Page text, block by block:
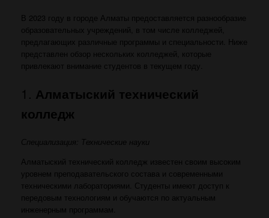
В 2023 году в городе Алматы предоставляется разнообразие
образовательных учреждений, в том числе колледжей,
предлагающих различные программы и специальности. Ниже
представлен обзор нескольких колледжей, которые
привлекают внимание студентов в текущем году.
1. Алматыский технический
колледж
Специализация: Технические науки
Алматыский технический колледж известен своим высоким
уровнем преподавательского состава и современными
техническими лабораториями. Студенты имеют доступ к
передовым технологиям и обучаются по актуальным
инженерным программам.